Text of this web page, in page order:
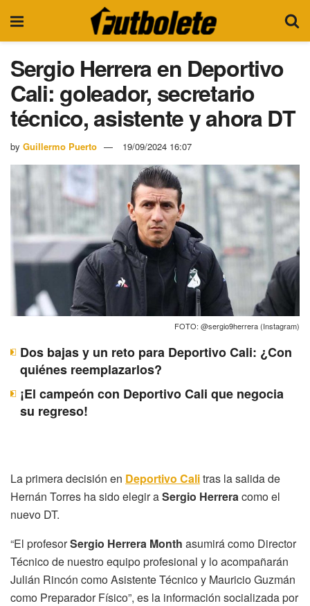
Sergio Herrera en Deportivo
Cali: goleador, secretario
técnico, asistente y ahora DT
by Guillermo Puerto 19/09/2024 16:07
FOTO: @sergio9herrera (Instagram)
Dos bajas y un reto para Deportivo Cali: ¿Con
quiénes reemplazarlos?
¡El campeón con Deportivo Cali que negocia
su regreso!
La primera decisión en Deportivo Calitras la salida de
Hernán Torres ha sido elegir aSergio Herreracomo el
nuevo DT.
“El profesorSergio Herrera Month asumirá como Director
Técnico de nuestro equipo profesional y lo acompañarán
Julián Rincón como Asistente Técnico y Mauricio Guzmán
como Preparador Físico”, es la información socializada por